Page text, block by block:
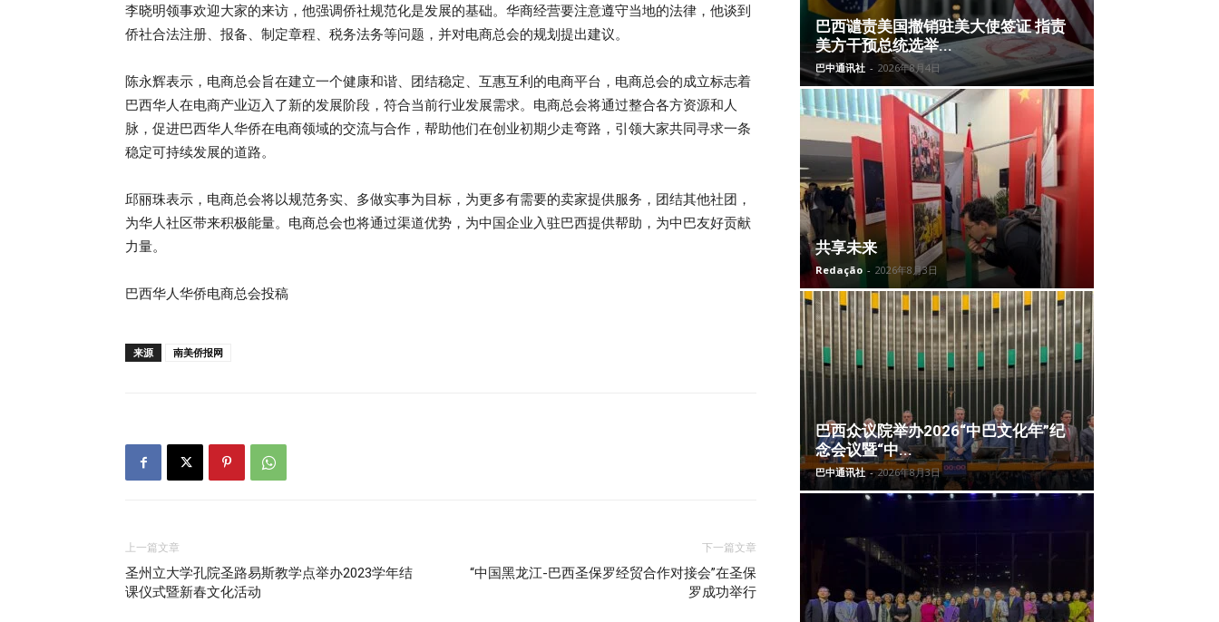
李晓明领事欢迎大家的来访，他强调侨社规范化是发展的基础。华商经营要注意遵守当地的法律，他谈到
侨社合法注册、报备、制定章程、税务法务等问题，并对电商总会的规划提出建议。
陈永辉表示，电商总会旨在建立一个健康和谐、团结稳定、互惠互利的电商平台，电商总会的成立标志着
巴西华人在电商产业迈入了新的发展阶段，符合当前行业发展需求。电商总会将通过整合各方资源和人
脉，促进巴西华人华侨在电商领域的交流与合作，帮助他们在创业初期少走弯路，引领大家共同寻求一条
稳定可持续发展的道路。
邱丽珠表示，电商总会将以规范务实、多做实事为目标，为更多有需要的卖家提供服务，团结其他社团，
为华人社区带来积极能量。电商总会也将通过渠道优势，为中国企业入驻巴西提供帮助，为中巴友好贡献
力量。
巴西华人华侨电商总会投稿
来源 南美侨报网
上一篇文章
圣州立大学孔院圣路易斯教学点举办2023学年结
课仪式暨新春文化活动
下一篇文章
“中国黑龙江-巴西圣保罗经贸合作对接会”在圣保
罗成功举行
巴西谴责美国撤销驻美大使签证 指责
美方干预总统选举...
巴中通讯社 - 2026年8月4日
共享未来
Redação - 2026年8月3日
巴西众议院举办2026“中巴文化年”纪
念会议暨“中...
巴中通讯社 - 2026年8月3日